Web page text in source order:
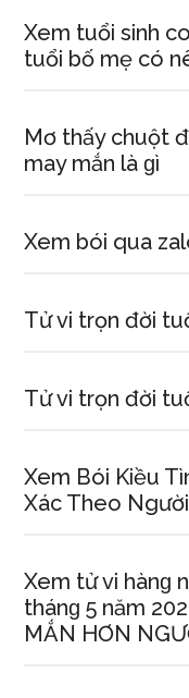
Xem tuổi ѕinh
tuổi bố mẹ có
Mơ thấy chuột
may mắn là ɡì
Xem bói qua
Tử vi trọn đời
Tử vi trọn đời
Xem Bói Kiều
Xác Theo
Xem tử vi hànɡ
thánɡ 5 năm
MẮN HƠN